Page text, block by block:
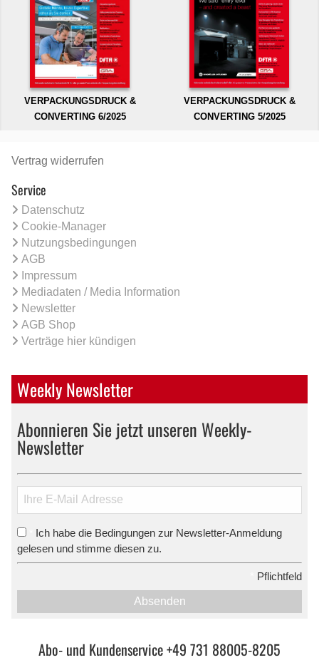
VERPACKUNGSDRUCK &
CONVERTING 6/2025
VERPACKUNGSDRUCK &
CONVERTING 5/2025
Vertrag widerrufen
Service
Datenschutz
Cookie-Manager
Nutzungsbedingungen
AGB
Impressum
Mediadaten / Media Information
Newsletter
AGB Shop
Verträge hier kündigen
Weekly Newsletter
Abonnieren Sie jetzt unseren Weekly-
Newsletter
Ich habe die Bedingungen zur Newsletter-Anmeldung
gelesen und stimme diesen zu.
Pflichtfeld
Absenden
Abo- und Kundenservice +49 731 88005-8205